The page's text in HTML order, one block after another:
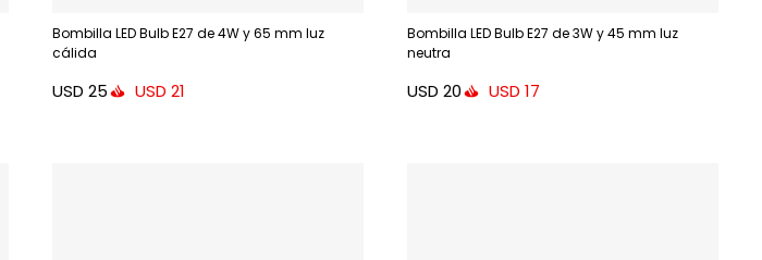
Bombilla LED Bulb E27 de 4W y 65 mm luz
cálida
USD 25 USD 21
Bombilla LED Bulb E27 de 3W y 45 mm luz
neutra
USD 20 USD 17